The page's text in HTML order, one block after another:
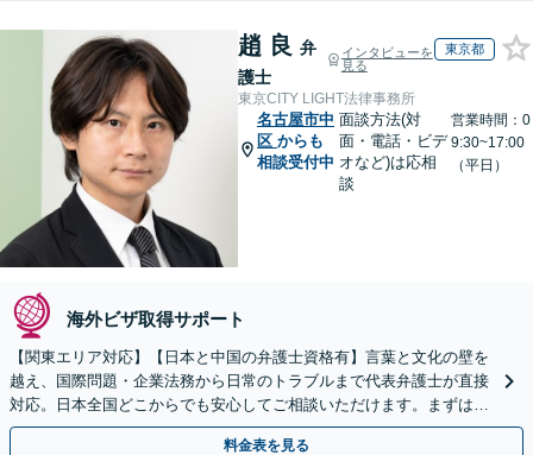
趙 良 弁
護士
インタビューを
見る
東京都
東京CITY LIGHT法律事務所
名古屋市中
区 からも
相談受付中
面談方法(対
面・電話・ビデ
オなど)は応相
談
営業時間：0
9:30~17:00
（平日）
海外ビザ取得サポート
【関東エリア対応】【日本と中国の弁護士資格有】言葉と文化の壁を
越え、国際問題・企業法務から日常のトラブルまで代表弁護士が直接
対応。日本全国どこからでも安心してご相談いただけます。まずは一
歩を踏み出してみませんか。【初回相談無料】
料金表を見る